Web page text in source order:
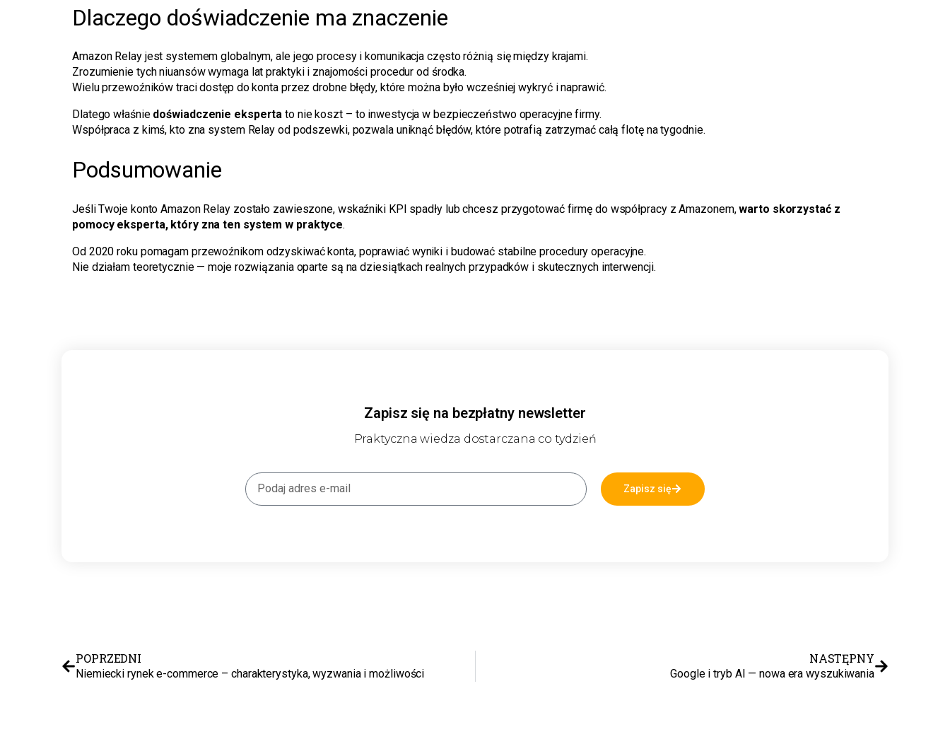
Dlaczego doświadczenie ma znaczenie
Amazon Relay jest systemem globalnym, ale jego procesy i komunikacja często różnią się między krajami.
Zrozumienie tych niuansów wymaga lat praktyki i znajomości procedur od środka.
Wielu przewoźników traci dostęp do konta przez drobne błędy, które można było wcześniej wykryć i naprawić.
Dlatego właśnie doświadczenie eksperta to nie koszt – to inwestycja w bezpieczeństwo operacyjne firmy.
Współpraca z kimś, kto zna system Relay od podszewki, pozwala uniknąć błędów, które potrafią zatrzymać całą flotę na tygodnie.
Podsumowanie
Jeśli Twoje konto Amazon Relay zostało zawieszone, wskaźniki KPI spadły lub chcesz przygotować firmę do współpracy z Amazonem,warto skorzystać z
pomocy eksperta, który zna ten system w praktyce.
Od 2020 roku pomagam przewoźnikom odzyskiwać konta, poprawiać wyniki i budować stabilne procedury operacyjne.
Nie działam teoretycznie — moje rozwiązania oparte są na dziesiątkach realnych przypadków i skutecznych interwencji.
Zapisz się na bezpłatny newsletter
Praktyczna wiedza dostarczana co tydzień
Zapisz się
POPRZEDNI
Niemiecki rynek e-commerce – charakterystyka, wyzwania i możliwości
NASTĘPNY
Google i tryb AI — nowa era wyszukiwania